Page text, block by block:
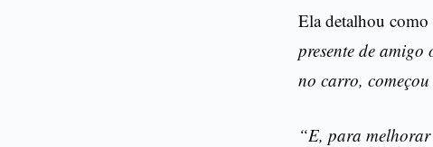
Ela detalhou como
presente de
no carro,
“E, para